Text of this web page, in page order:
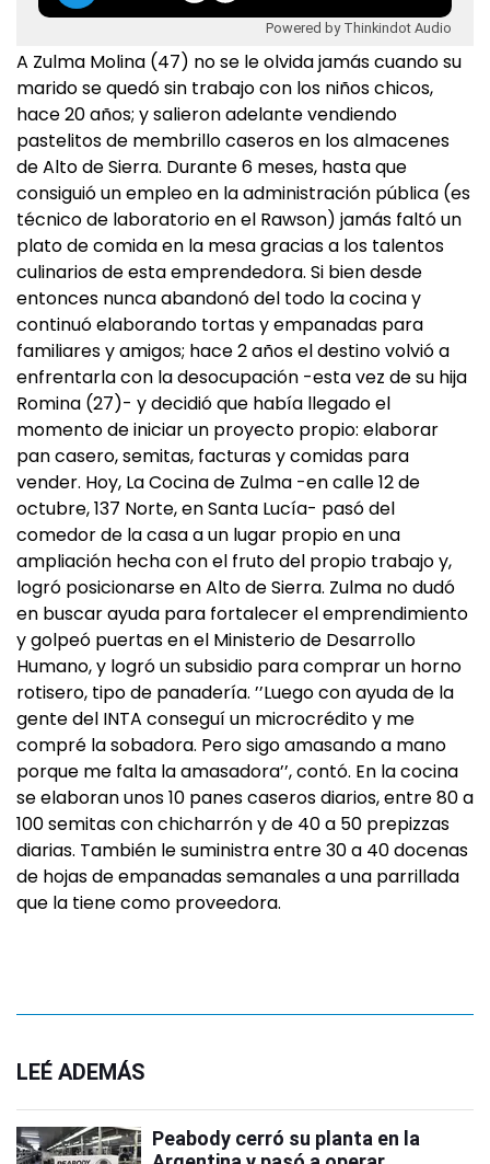
Powered by Thinkindot Audio
A Zulma Molina (47) no se le olvida jamás cuando su
marido se quedó sin trabajo con los niños chicos,
hace 20 años; y salieron adelante vendiendo
pastelitos de membrillo caseros en los almacenes
de Alto de Sierra. Durante 6 meses, hasta que
consiguió un empleo en la administración pública (es
técnico de laboratorio en el Rawson) jamás faltó un
plato de comida en la mesa gracias a los talentos
culinarios de esta emprendedora. Si bien desde
entonces nunca abandonó del todo la cocina y
continuó elaborando tortas y empanadas para
familiares y amigos; hace 2 años el destino volvió a
enfrentarla con la desocupación -esta vez de su hija
Romina (27)- y decidió que había llegado el
momento de iniciar un proyecto propio: elaborar
pan casero, semitas, facturas y comidas para
vender. Hoy, La Cocina de Zulma -en calle 12 de
octubre, 137 Norte, en Santa Lucía- pasó del
comedor de la casa a un lugar propio en una
ampliación hecha con el fruto del propio trabajo y,
logró posicionarse en Alto de Sierra. Zulma no dudó
en buscar ayuda para fortalecer el emprendimiento
y golpeó puertas en el Ministerio de Desarrollo
Humano, y logró un subsidio para comprar un horno
rotisero, tipo de panadería. ’’Luego con ayuda de la
gente del INTA conseguí un microcrédito y me
compré la sobadora. Pero sigo amasando a mano
porque me falta la amasadora’’, contó. En la cocina
se elaboran unos 10 panes caseros diarios, entre 80 a
100 semitas con chicharrón y de 40 a 50 prepizzas
diarias. También le suministra entre 30 a 40 docenas
de hojas de empanadas semanales a una parrillada
que la tiene como proveedora.
LEÉ ADEMÁS
Peabody cerró su planta en la